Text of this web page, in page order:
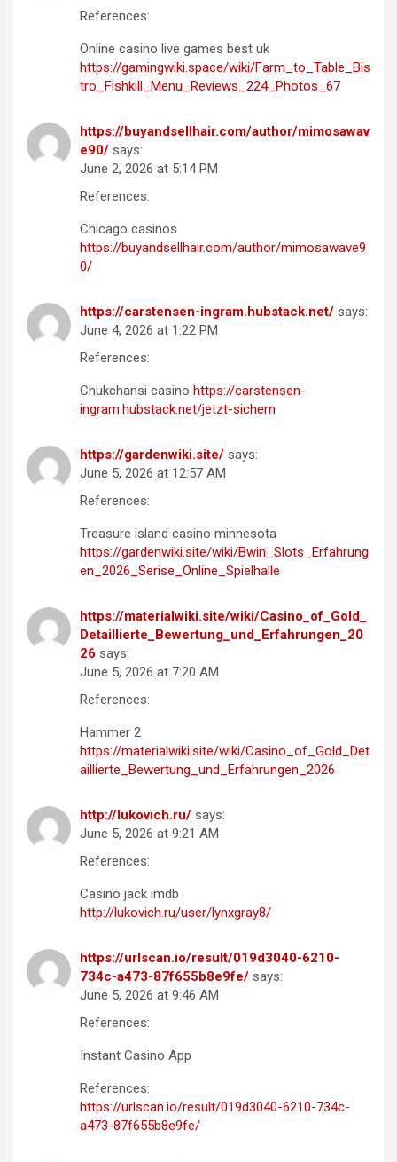
References:
Online casino live games best uk
https://gamingwiki.space/wiki/Farm_to_Table_Bis
tro_Fishkill_Menu_Reviews_224_Photos_67
https://buyandsellhair.com/author/mimosawav
e90/ says:
June 2, 2026 at 5:14 PM
References:
Chicago casinos
https://buyandsellhair.com/author/mimosawave9
0/
https://carstensen-ingram.hubstack.net/ says:
June 4, 2026 at 1:22 PM
References:
Chukchansi casino https://carstensen-
ingram.hubstack.net/jetzt-sichern
https://gardenwiki.site/ says:
June 5, 2026 at 12:57 AM
References:
Treasure island casino minnesota
https://gardenwiki.site/wiki/Bwin_Slots_Erfahrung
en_2026_Serise_Online_Spielhalle
https://materialwiki.site/wiki/Casino_of_Gold_
Detaillierte_Bewertung_und_Erfahrungen_20
26 says:
June 5, 2026 at 7:20 AM
References:
Hammer 2
https://materialwiki.site/wiki/Casino_of_Gold_Det
aillierte_Bewertung_und_Erfahrungen_2026
http://lukovich.ru/ says:
June 5, 2026 at 9:21 AM
References:
Casino jack imdb
http://lukovich.ru/user/lynxgray8/
https://urlscan.io/result/019d3040-6210-
734c-a473-87f655b8e9fe/ says:
June 5, 2026 at 9:46 AM
References:
Instant Casino App
References:
https://urlscan.io/result/019d3040-6210-734c-
a473-87f655b8e9fe/